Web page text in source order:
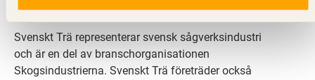
Svenskt Trä representerar svensk sågverksindustri
och är en del av branschorganisationen
Skogsindustrierna. Svenskt Trä företräder också